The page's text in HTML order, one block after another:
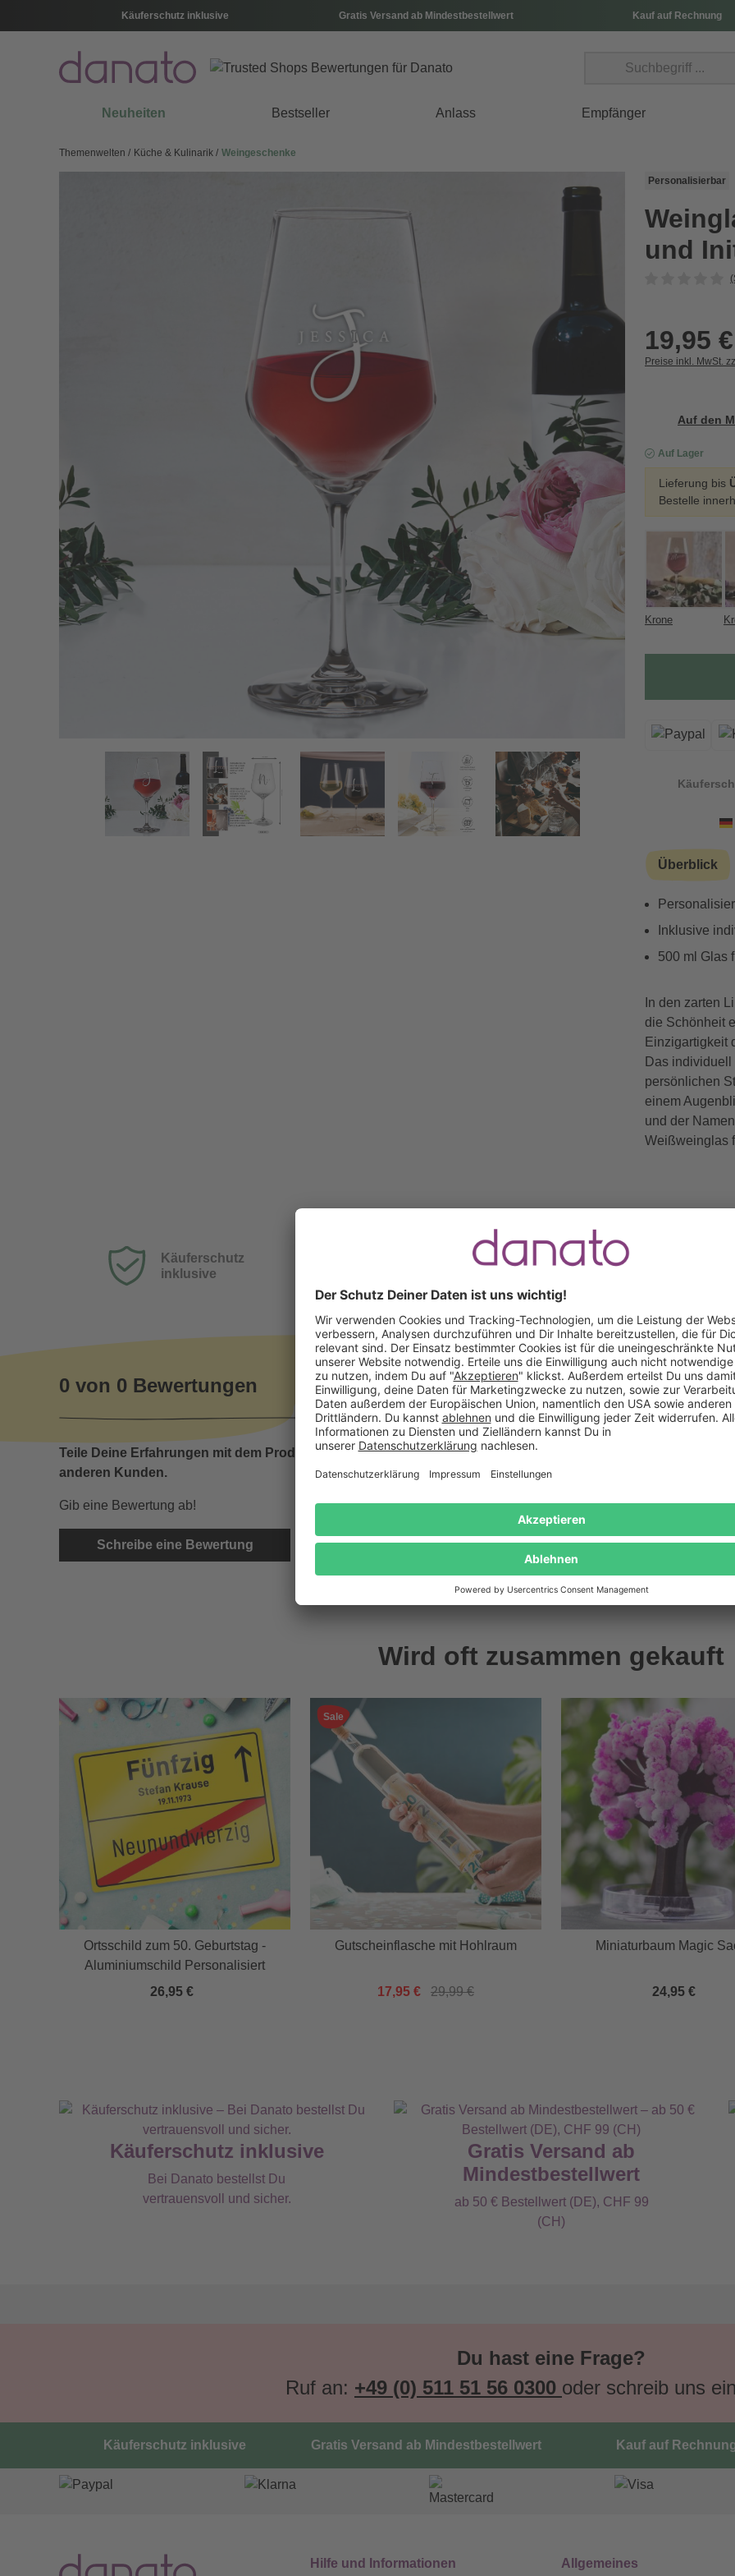
Käuferschutz inklusive Gratis Versand ab Mindestbestellwert Kauf auf Rechnung
Neuheiten Bestseller Anlass Empfänger
Themenwelten Küche & Kulinarik Weingeschenke
Zurück Vorwärts
Personalisierbar
und
19,95 €
Preise inkl. MwSt.
Auf den
Auf Lager
Lieferung bis
Bestelle
Krone
Überblick
Inklusive
500 ml Glas
In den zarten
die Schönheit
Einzigartigkeit
Das
persönlichen
einem
und der
Weißweinglas
Käuferschutz
inklusive
Gratis Versand ab
0 von 0 Bewertungen
Teile Deine Erfahrungen mit dem Produkt mit
anderen Kunden.
Gib eine Bewertung ab!
Schreibe eine Bewertung
Das sagen unsere Kunden
Wird oft zusammen gekauft
Ortsschild zum 50. Geburtstag -
Aluminiumschild Personalisiert
26,95 €
Sale
Gutscheinflasche mit Hohlraum
17,95 € 29,99 €
Miniaturbaum Magic
24,95 €
Käuferschutz inklusive
Bei Danato bestellst Du
vertrauensvoll und sicher.
Gratis Versand ab
Mindestbestellwert
ab 50 € Bestellwert (DE), CHF 99
(CH)
Du hast eine Frage?
Ruf an: +49 (0) 511 51 56 0300 oder schreib uns
Käuferschutz inklusive Gratis Versand ab Mindestbestellwert Kauf auf
Hilfe und Informationen Allgemeines